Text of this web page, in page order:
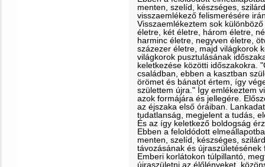
menten, szelíd, készséges,
visszaemlékező felismerésére
Visszaemlékeztem sok
életre, két életre, három életre,
harminc életre, negyven életre,
százezer életre, majd világkorok
világkorok pusztulásának
keletkezése közötti időszakokra.
családban, ebben a kasztban
örömet és bánatot értem, így
születtem újra." Így emlékeztem
azok formájára és jellegére.
az éjszaka első óráiban.
tudatlanság, megjelent a tudás,
És az így keletkező boldogság
Ebben a feloldódott
menten, szelíd, készséges,
távozásának és
Emberi korlátokon túlpillantó,
újraszületni az élőlényeket,